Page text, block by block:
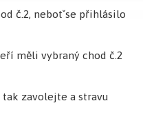
č.2, nebotˇse přihlásilo
měli vybraný chod č.2
zavolejte a stravu